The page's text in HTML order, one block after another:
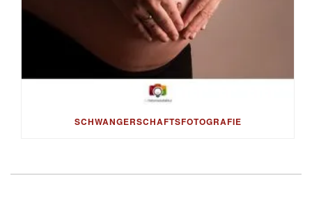
SCHWANGERSCHAFTSFOTOGRAFIE